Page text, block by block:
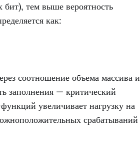
бит), тем выше вероятность
как:
соотношение объема массива и
заполнения — критический
увеличивает нагрузку на
срабатываний